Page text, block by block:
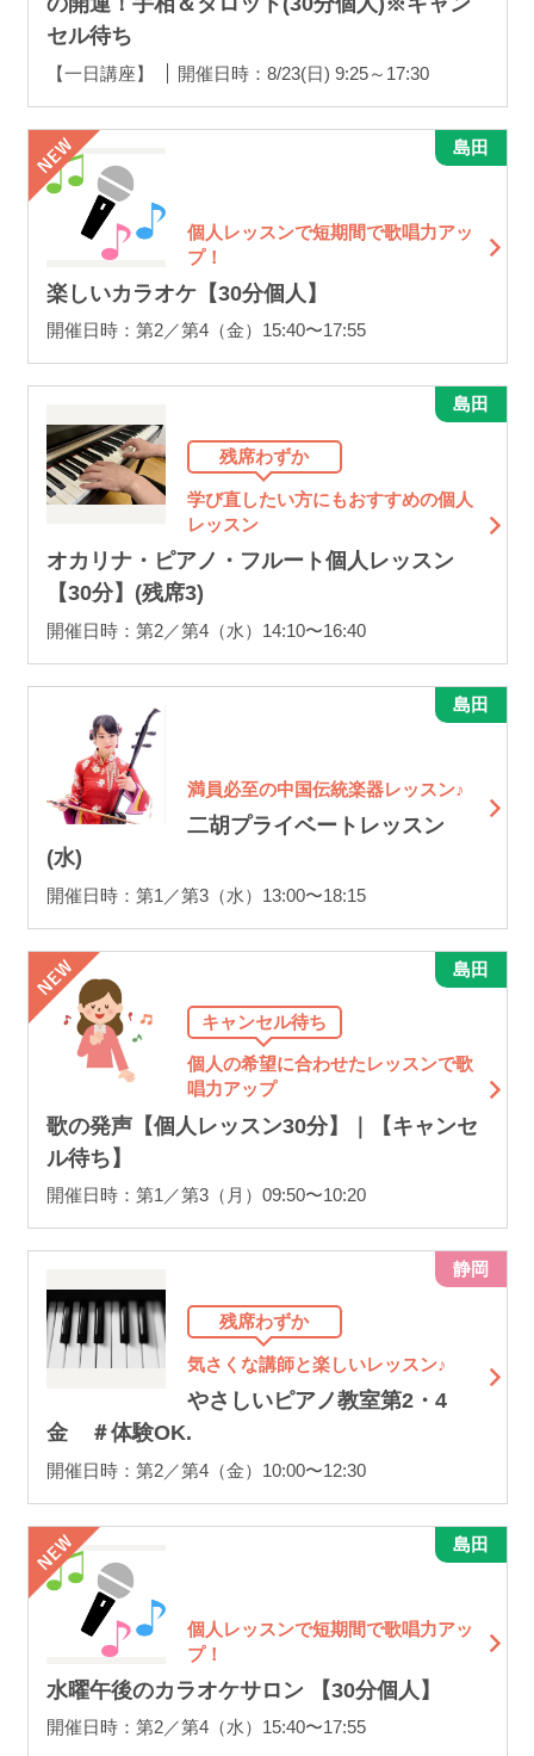
セル待ち
【一日講座】 開催日時：8/23(日) 9:25～17:30
個人レッスンで短期間で歌唱力アッ
プ！
楽しいカラオケ【30分個人】
開催日時：第2／第4（金）15:40〜17:55
島田
残席わずか
学び直したい方にもおすすめの個人
レッスン
オカリナ・ピアノ・フルート個人レッスン
【30分】(残席3)
開催日時：第2／第4（水）14:10〜16:40
島田
満員必至の中国伝統楽器レッスン♪
二胡プライベートレッスン
(水)
開催日時：第1／第3（水）13:00〜18:15
島田
キャンセル待ち
個人の希望に合わせたレッスンで歌
唱力アップ
歌の発声【個人レッスン30分】｜【キャンセ
ル待ち】
開催日時：第1／第3（月）09:50〜10:20
島田
残席わずか
気さくな講師と楽しいレッスン♪
やさしいピアノ教室第2・4
金 ＃体験OK.
開催日時：第2／第4（金）10:00〜12:30
静岡
個人レッスンで短期間で歌唱力アッ
プ！
水曜午後のカラオケサロン 【30分個人】
開催日時：第2／第4（水）15:40〜17:55
島田